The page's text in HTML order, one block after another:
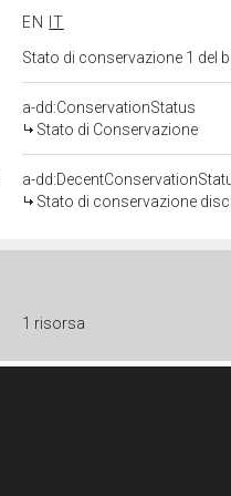
EN
IT
Stato di conservazione 1 del
a-dd:ConservationStatus
Stato di Conservazione
a-
Stato di conservazione
1 risorsa